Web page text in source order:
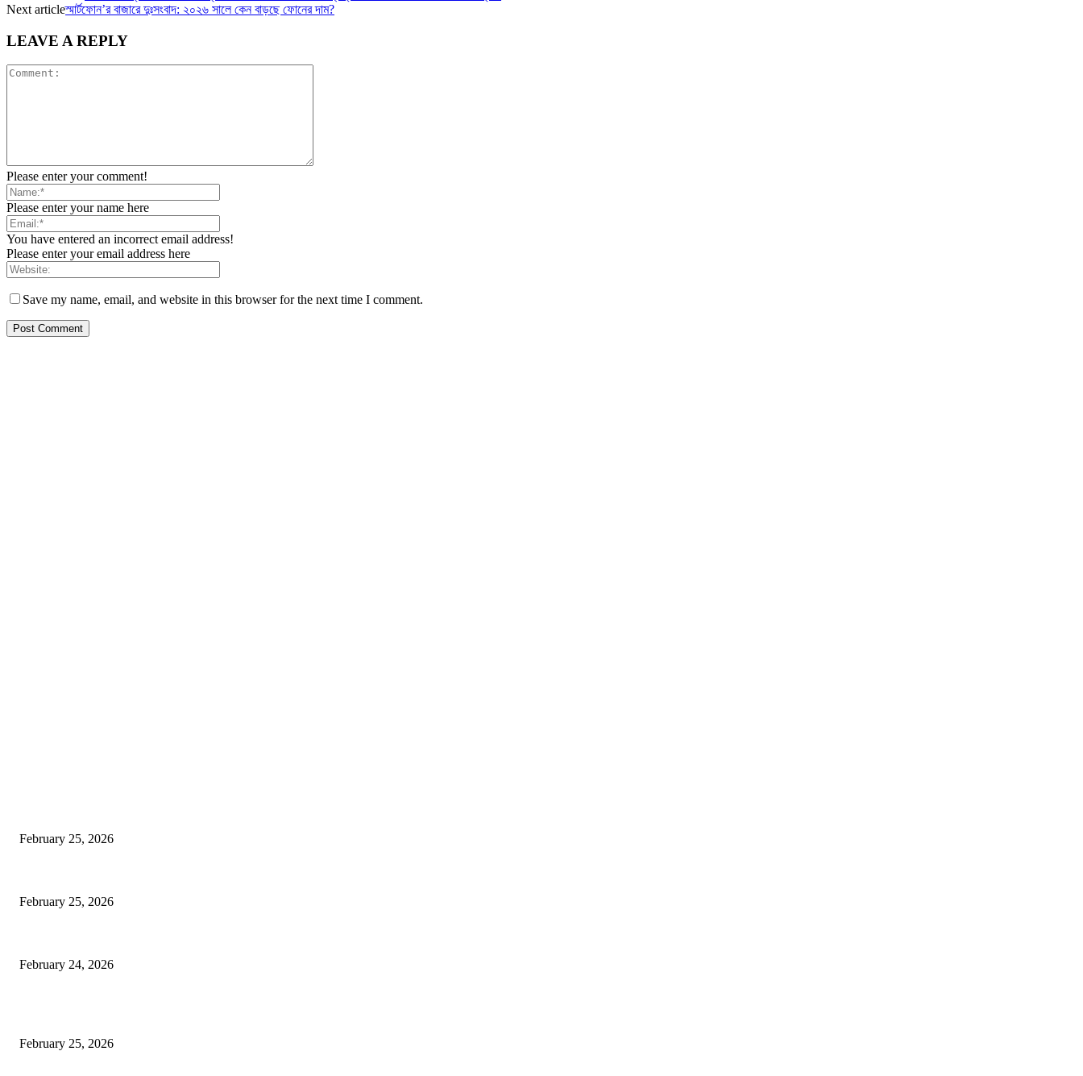
Next articleস্মার্টফোন’র বাজারে দুঃসংবাদ: ২০২৬ সালে কেন বাড়ছে ফোনের দাম?
LEAVE A REPLY
Please enter your comment!
Please enter your name here
You have entered an incorrect email address!
Please enter your email address here
Save my name, email, and website in this browser for the next time I comment.
February 25, 2026
February 25, 2026
February 24, 2026
February 25, 2026